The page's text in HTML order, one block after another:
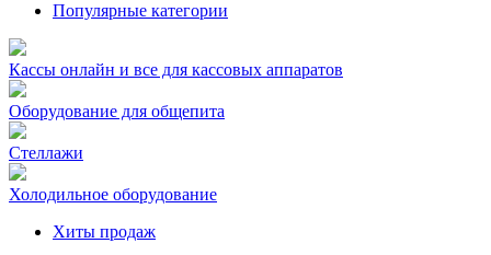
Популярные категории
Кассы онлайн и все для кассовых аппаратов
Оборудование для общепита
Стеллажи
Холодильное оборудование
Хиты продаж